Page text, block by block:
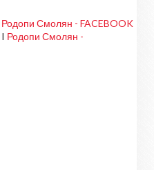
Родопи Смолян - FACEBOOK
I Родопи Смолян -